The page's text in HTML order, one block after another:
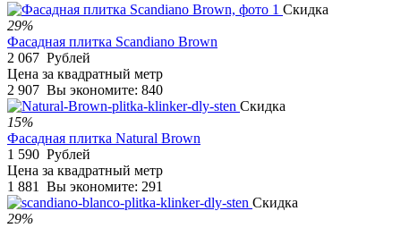
Скидка
29%
Фасадная плитка Scandiano Brown
2 067 Рублей
Цена за квадратный метр
2 907 Вы экономите: 840
Скидка
15%
Фасадная плитка Natural Brown
1 590 Рублей
Цена за квадратный метр
1 881
Вы экономите: 291
Скидка
29%